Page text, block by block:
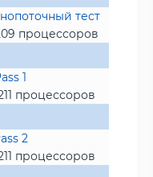
тест
процессоров
1
процессоров
2
процессоров